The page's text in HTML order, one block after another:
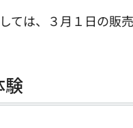
ては、３月１日の販売
験